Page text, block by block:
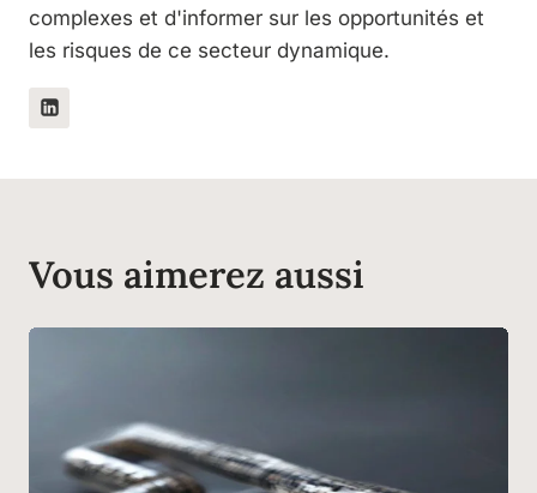
complexes et d'informer sur les opportunités et
les risques de ce secteur dynamique.
Vous aimerez aussi